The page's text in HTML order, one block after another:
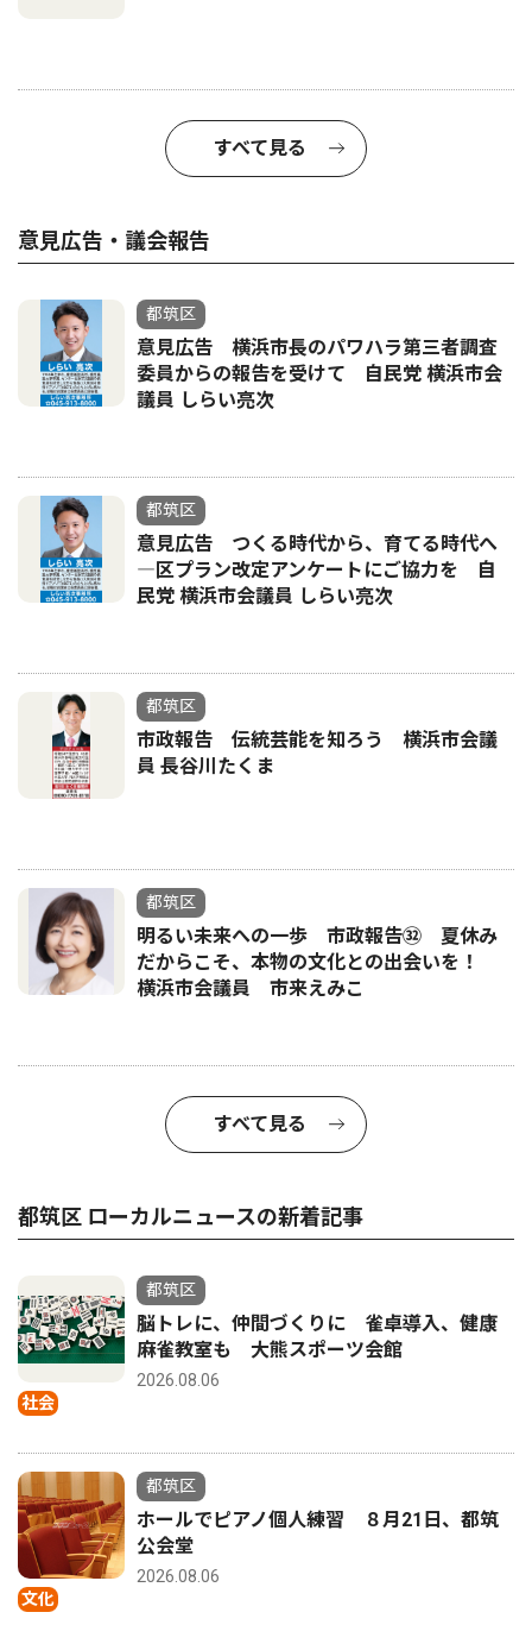
すべて見る
意見広告・議会報告
都筑区
意見広告 横浜市長のパワハラ第三者調査
委員からの報告を受けて 自民党 横浜市会
議員 しらい亮次
都筑区
意見広告 つくる時代から、育てる時代へ
―区プラン改定アンケートにご協力を 自
民党 横浜市会議員 しらい亮次
都筑区
市政報告 伝統芸能を知ろう 横浜市会議
員 長谷川たくま
都筑区
明るい未来への一歩 市政報告㉜ 夏休み
だからこそ、本物の文化との出会いを！
横浜市会議員 市来えみこ
すべて見る
都筑区 ローカルニュースの新着記事
社会
都筑区
脳トレに、仲間づくりに 雀卓導入、健康
麻雀教室も 大熊スポーツ会館
2026.08.06
文化
都筑区
ホールでピアノ個人練習 ８月21日、都筑
公会堂
2026.08.06